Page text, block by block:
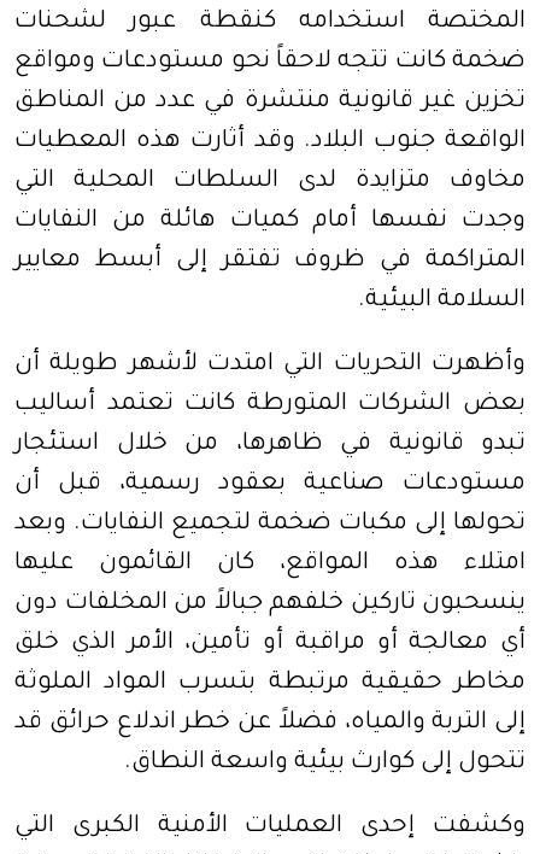
المختصة استخدامه كنقطة عبور لشحنات
ضخمة كانت تتجه لاحقاً نحو مستودعات ومواقع
تخزين غير قانونية منتشرة في عدد من المناطق
الواقعة جنوب البلاد. وقد أثارت هذه المعطيات
مخاوف متزايدة لدى السلطات المحلية التي
وجدت نفسها أمام كميات هائلة من النفايات
المتراكمة في ظروف تفتقر إلى أبسط معايير
السلامة البيئية.
وأظهرت التحريات التي امتدت لأشهر طويلة أن
بعض الشركات المتورطة كانت تعتمد أساليب
تبدو قانونية في ظاهرها، من خلال استئجار
مستودعات صناعية بعقود رسمية، قبل أن
تحولها إلى مكبات ضخمة لتجميع النفايات. وبعد
امتلاء هذه المواقع، كان القائمون عليها
ينسحبون تاركين خلفهم جبالاً من المخلفات دون
أي معالجة أو مراقبة أو تأمين، الأمر الذي خلق
مخاطر حقيقية مرتبطة بتسرب المواد الملوثة
إلى التربة والمياه، فضلاً عن خطر اندلاع حرائق قد
تتحول إلى كوارث بيئية واسعة النطاق.
وكشفت إحدى العمليات الأمنية الكبرى التي